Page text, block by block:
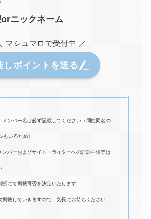
orニックネーム
マシュマロで受付中 ／
しポイントを送る
ンバー名は必ず記載してください（同姓同名の
もいるため）
バーおよびサイト・ライターへの誹謗中傷等は
にて掲載可否を決定いたします
載していきますので、気長にお待ちください